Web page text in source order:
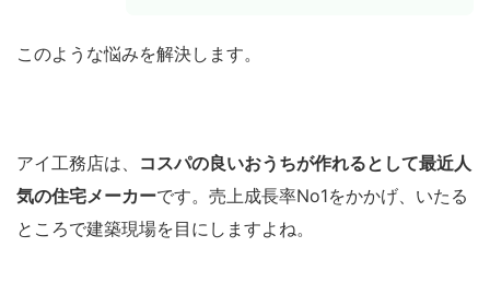
このような悩みを解決します。
アイ工務店は、 コスパの良いおうちが作れるとして最近人
気の住宅メーカーです。売上成長率No1をかかげ、いたる
ところで建築現場を目にしますよね。